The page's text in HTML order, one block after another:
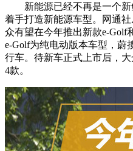
新能源已经不再是一个
着手打造新能源车型。网通
众有望在今年推出新款e-Golf
e-Golf为纯电动版本车型，蔚
行车。待新车正式上市后，
4款。